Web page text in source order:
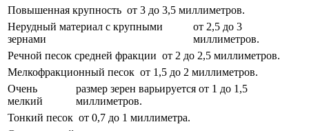
Повышенная крупность от 3 до 3,5 миллиметров.
Нерудный материал с крупными
зернами
от 2,5 до 3
миллиметров.
Речной песок средней фракции от 2 до 2,5 миллиметров.
Мелкофракционный песок от 1,5 до 2 миллиметров.
Очень
мелкий
размер зерен варьируется от 1 до 1,5
миллиметров.
Тонкий песок от 0,7 до 1 миллиметра.